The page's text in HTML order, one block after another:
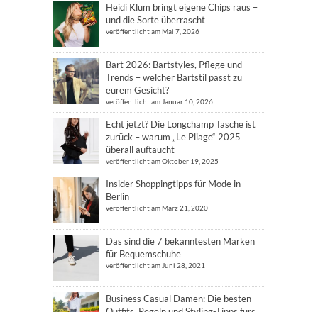
Heidi Klum bringt eigene Chips raus –
und die Sorte überrascht
veröffentlicht am Mai 7, 2026
Bart 2026: Bartstyles, Pflege und
Trends – welcher Bartstil passt zu
eurem Gesicht?
veröffentlicht am Januar 10, 2026
Echt jetzt? Die Longchamp Tasche ist
zurück – warum „Le Pliage“ 2025
überall auftaucht
veröffentlicht am Oktober 19, 2025
Insider Shoppingtipps für Mode in
Berlin
veröffentlicht am März 21, 2020
Das sind die 7 bekanntesten Marken
für Bequemschuhe
veröffentlicht am Juni 28, 2021
Business Casual Damen: Die besten